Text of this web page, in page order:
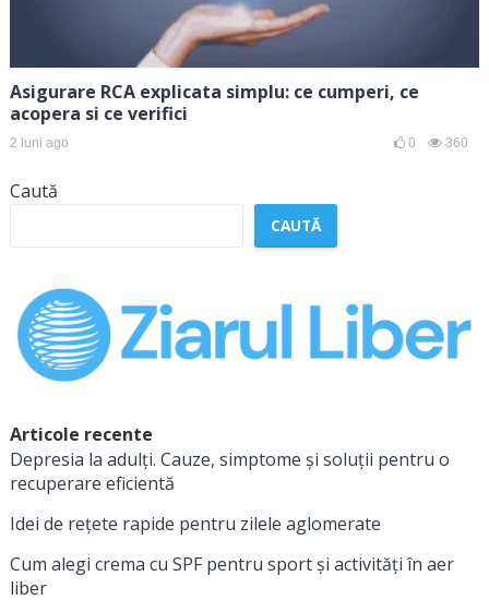
Asigurare RCA explicata simplu: ce cumperi, ce
acopera si ce verifici
2 luni ago 0 360
Caută
CAUTĂ
Articole recente
Depresia la adulți. Cauze, simptome și soluții pentru o
recuperare eficientă
Idei de rețete rapide pentru zilele aglomerate
Cum alegi crema cu SPF pentru sport și activități în aer
liber